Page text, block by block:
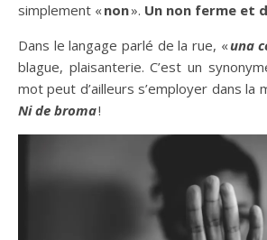
simplement « non». Un non ferme et
Dans le langage parlé de la rue, «una
blague, plaisanterie. C’est un
mot peut d’ailleurs s’employer dans la
Ni de broma!